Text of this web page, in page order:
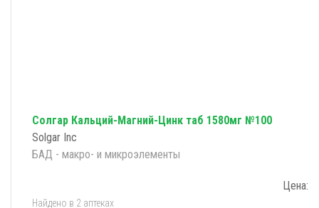
Солгар Кальций-Магний-Цинк таб 1580мг №100
Solgar Inc
БАД - макро- и микроэлементы
Цена:
Найдено в 2 аптеках